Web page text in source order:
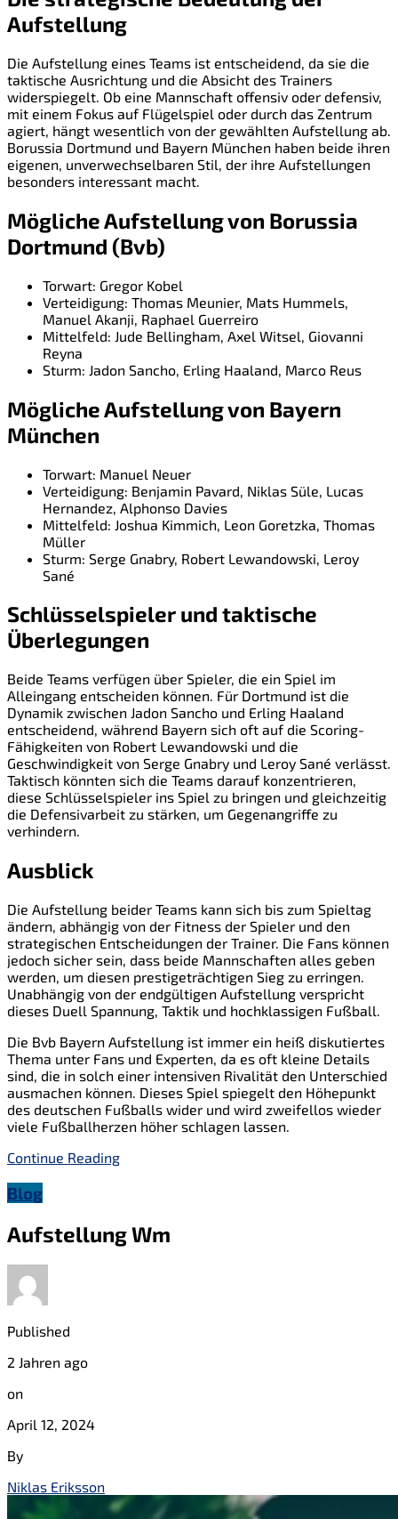
Aufstellung
Die Aufstellung eines Teams ist entscheidend, da sie die
taktische Ausrichtung und die Absicht des Trainers
widerspiegelt. Ob eine Mannschaft offensiv oder defensiv,
mit einem Fokus auf Flügelspiel oder durch das Zentrum
agiert, hängt wesentlich von der gewählten Aufstellung ab.
Borussia Dortmund und Bayern München haben beide ihren
eigenen, unverwechselbaren Stil, der ihre Aufstellungen
besonders interessant macht.
Mögliche Aufstellung von Borussia
Dortmund (Bvb)
Torwart: Gregor Kobel
Verteidigung: Thomas Meunier, Mats Hummels,
Manuel Akanji, Raphael Guerreiro
Mittelfeld: Jude Bellingham, Axel Witsel, Giovanni
Reyna
Sturm: Jadon Sancho, Erling Haaland, Marco Reus
Mögliche Aufstellung von Bayern
München
Torwart: Manuel Neuer
Verteidigung: Benjamin Pavard, Niklas Süle, Lucas
Hernandez, Alphonso Davies
Mittelfeld: Joshua Kimmich, Leon Goretzka, Thomas
Müller
Sturm: Serge Gnabry, Robert Lewandowski, Leroy
Sané
Schlüsselspieler und taktische
Überlegungen
Beide Teams verfügen über Spieler, die ein Spiel im
Alleingang entscheiden können. Für Dortmund ist die
Dynamik zwischen Jadon Sancho und Erling Haaland
entscheidend, während Bayern sich oft auf die Scoring-
Fähigkeiten von Robert Lewandowski und die
Geschwindigkeit von Serge Gnabry und Leroy Sané verlässt.
Taktisch könnten sich die Teams darauf konzentrieren,
diese Schlüsselspieler ins Spiel zu bringen und gleichzeitig
die Defensivarbeit zu stärken, um Gegenangriffe zu
verhindern.
Ausblick
Die Aufstellung beider Teams kann sich bis zum Spieltag
ändern, abhängig von der Fitness der Spieler und den
strategischen Entscheidungen der Trainer. Die Fans können
jedoch sicher sein, dass beide Mannschaften alles geben
werden, um diesen prestigeträchtigen Sieg zu erringen.
Unabhängig von der endgültigen Aufstellung verspricht
dieses Duell Spannung, Taktik und hochklassigen Fußball.
Die Bvb Bayern Aufstellung ist immer ein heiß diskutiertes
Thema unter Fans und Experten, da es oft kleine Details
sind, die in solch einer intensiven Rivalität den Unterschied
ausmachen können. Dieses Spiel spiegelt den Höhepunkt
des deutschen Fußballs wider und wird zweifellos wieder
viele Fußballherzen höher schlagen lassen.
Continue Reading
Blog
Aufstellung Wm
Published
2 Jahren ago
on
April 12, 2024
By
Niklas Eriksson